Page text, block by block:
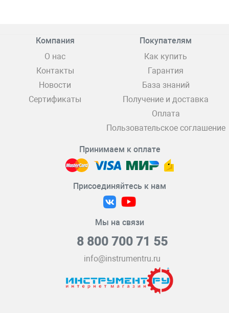
Компания
О нас
Контакты
Новости
Сертификаты
Покупателям
Как купить
Гарантия
База знаний
Получение и доставка
Оплата
Пользовательское соглашение
Принимаем к оплате
Присоединяйтесь к нам
Мы на связи
8 800 700 71 55
info@instrumentru.ru